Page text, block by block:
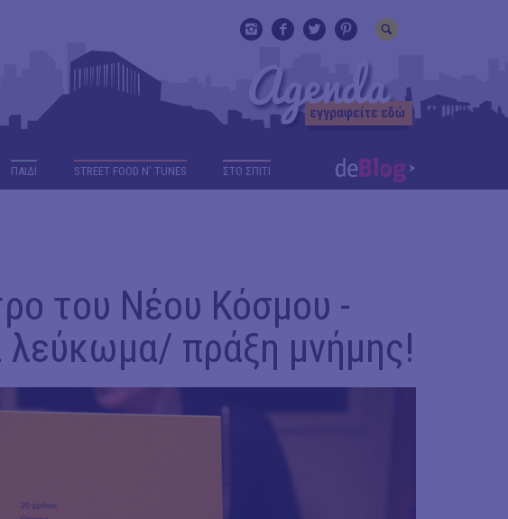
ΠΑΙΔΙ STREET FOOD N' TUNES ΣΤΟ ΣΠΙΤΙ
του Νέου Κόσμου -
λεύκωμα/ πράξη μνήμης!